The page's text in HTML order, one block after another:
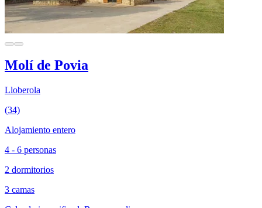
Molí de Povia
Lloberola
(34)
Alojamiento entero
4 - 6 personas
2 dormitorios
3 camas